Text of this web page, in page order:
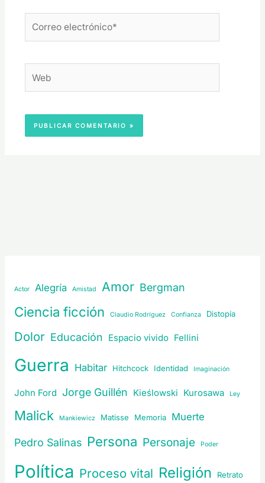
electrónico*
Actor Alegría Amistad Amor Bergman
Ciencia ficción Claudio Rodríguez Confianza Distopía
Dolor Educación Espacio vivido Fellini
Guerra Habitar Hitchcock Identidad Imaginación
John Ford Jorge Guillén Kieślowski Kurosawa Ley
Malick Mankiewicz Matisse Memoria Muerte
Pedro Salinas Persona Personaje Poder
Política Proceso vital Religión Retrato